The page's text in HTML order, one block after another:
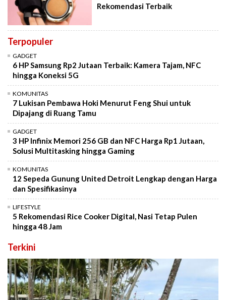
Rekomendasi Terbaik
Terpopuler
GADGET
6 HP Samsung Rp2 Jutaan Terbaik: Kamera Tajam, NFC
hingga Koneksi 5G
KOMUNITAS
7 Lukisan Pembawa Hoki Menurut Feng Shui untuk
Dipajang di Ruang Tamu
GADGET
3 HP Infinix Memori 256 GB dan NFC Harga Rp1 Jutaan,
Solusi Multitasking hingga Gaming
KOMUNITAS
12 Sepeda Gunung United Detroit Lengkap dengan Harga
dan Spesifikasinya
LIFESTYLE
5 Rekomendasi Rice Cooker Digital, Nasi Tetap Pulen
hingga 48 Jam
Terkini